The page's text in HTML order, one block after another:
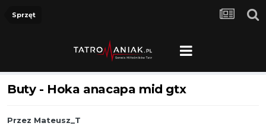
Sprzęt
Buty - Hoka anacapa mid gtx
Przez Mateusz_T